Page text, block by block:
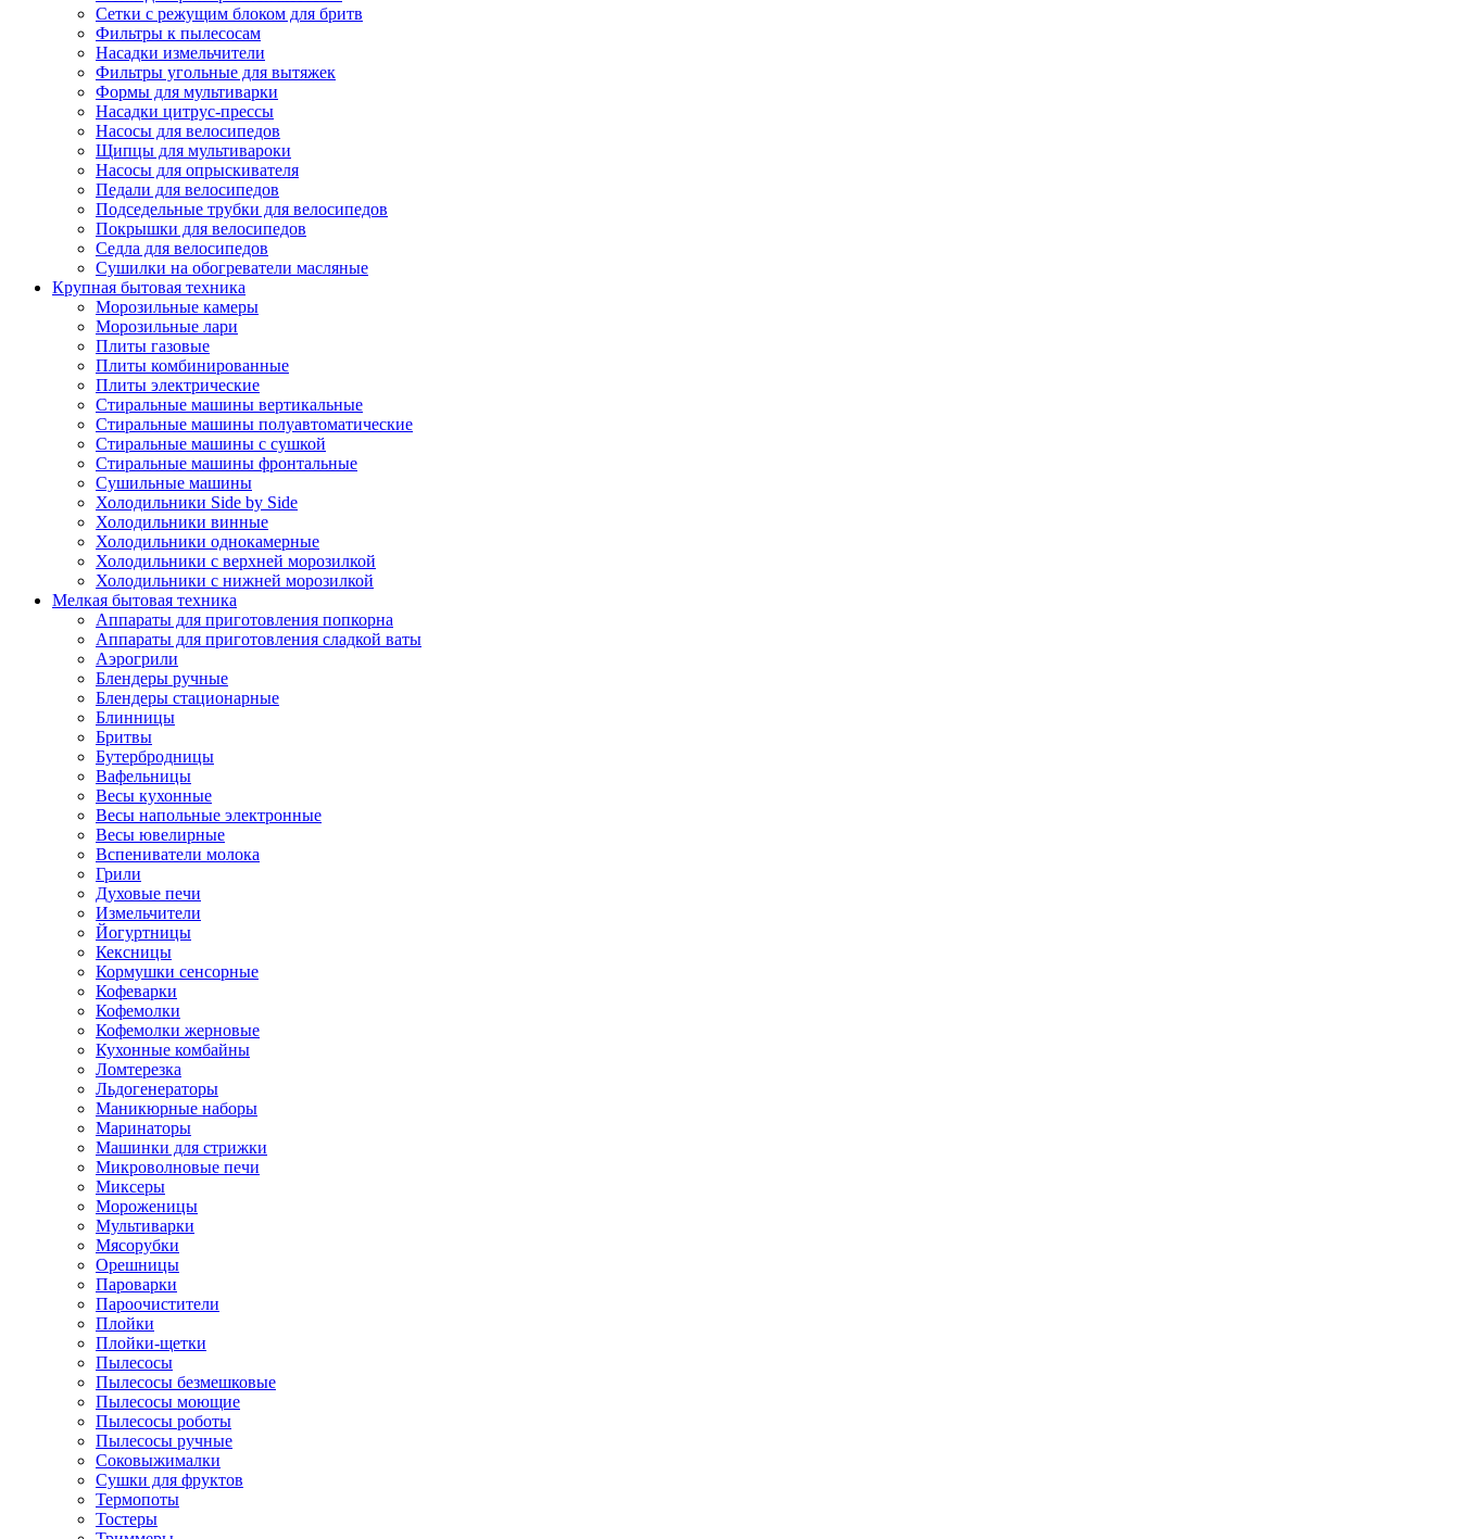
Сетки с режущим блоком для бритв
Фильтры к пылесосам
Насадки измельчители
Фильтры угольные для вытяжек
Формы для мультиварки
Насадки цитрус-прессы
Насосы для велосипедов
Щипцы для мультивароки
Насосы для опрыскивателя
Педали для велосипедов
Подседельные трубки для велосипедов
Покрышки для велосипедов
Седла для велосипедов
Сушилки на обогреватели масляные
Крупная бытовая техника
Морозильные камеры
Морозильные лари
Плиты газовые
Плиты комбинированные
Плиты электрические
Стиральные машины вертикальные
Стиральные машины полуавтоматические
Стиральные машины с сушкой
Стиральные машины фронтальные
Сушильные машины
Холодильники Side by Side
Холодильники винные
Холодильники однокамерные
Холодильники с верхней морозилкой
Холодильники с нижней морозилкой
Мелкая бытовая техника
Аппараты для приготовления попкорна
Аппараты для приготовления сладкой ваты
Аэрогрили
Блендеры ручные
Блендеры стационарные
Блинницы
Бритвы
Бутербродницы
Вафельницы
Весы кухонные
Весы напольные электронные
Весы ювелирные
Вспениватели молока
Грили
Духовые печи
Измельчители
Йогуртницы
Кексницы
Кормушки сенсорные
Кофеварки
Кофемолки
Кофемолки жерновые
Кухонные комбайны
Ломтерезка
Льдогенераторы
Маникюрные наборы
Маринаторы
Машинки для стрижки
Микроволновые печи
Миксеры
Мороженицы
Мультиварки
Мясорубки
Орешницы
Пароварки
Пароочистители
Плойки
Плойки-щетки
Пылесосы
Пылесосы безмешковые
Пылесосы моющие
Пылесосы роботы
Пылесосы ручные
Соковыжималки
Сушки для фруктов
Термопоты
Тостеры